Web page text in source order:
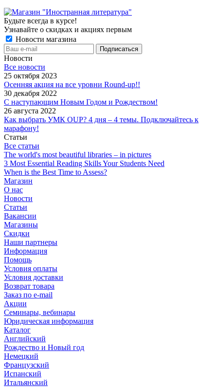
Будьте всегда в курсе!
Узнавайте о скидках и акциях первым
Новости магазина
Новости
Все новости
25 октября 2023
Осенняя акция на все уровни Round-up!!
30 декабря 2022
С наступающим Новым Годом и Рождеством!
26 августа 2022
Как выбрать УМК OUP? 4 дня – 4 темы. Подключайтесь к
марафону!
Статьи
Все статьи
The world's most beautiful libraries – in pictures
3 Most Essential Reading Skills Your Students Need
When is the Best Time to Assess?
Магазин
О нас
Новости
Статьи
Вакансии
Магазины
Скидки
Наши партнеры
Информация
Помощь
Условия оплаты
Условия доставки
Возврат товара
Заказ по e-mail
Акции
Семинары, вебинары
Юридическая информация
Каталог
Английский
Рождество и Новый год
Немецкий
Французский
Испанский
Итальянский